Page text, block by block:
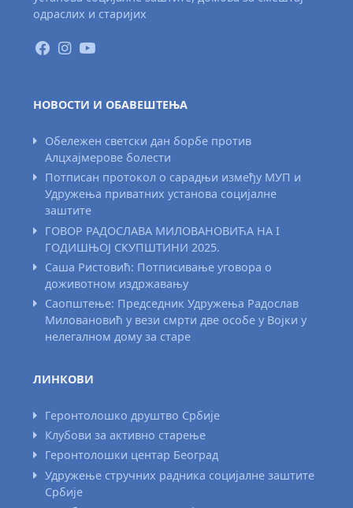
одраслих и старијих
НОВОСТИ И ОБАВЕШТЕЊА
Обележен светски дан борбе против
Алцхајмерове болести
Потписан протокол о сарадњи између МУП и
Удружења приватних установа социјалне
заштите
ГОВОР РАДОСЛАВА МИЛОВАНОВИЋА НА I
ГОДИШЊОЈ СКУПШТИНИ 2025.
Саша Ристовић: Потписивање уговора о
доживотном издржавању
Саопштење: Председник Удружења Радослав
Миловановић у вези смрти две особе у Војки у
нелегалном дому за старе
ЛИНКОВИ
Геронтолошко друштво Србије
Клубови за активно старење
Геронтолошки центар Београд
Удружење стручних радника социјалне заштите
Србије